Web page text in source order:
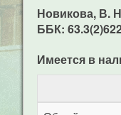
Новикова, В.
ББК:
Имеется в